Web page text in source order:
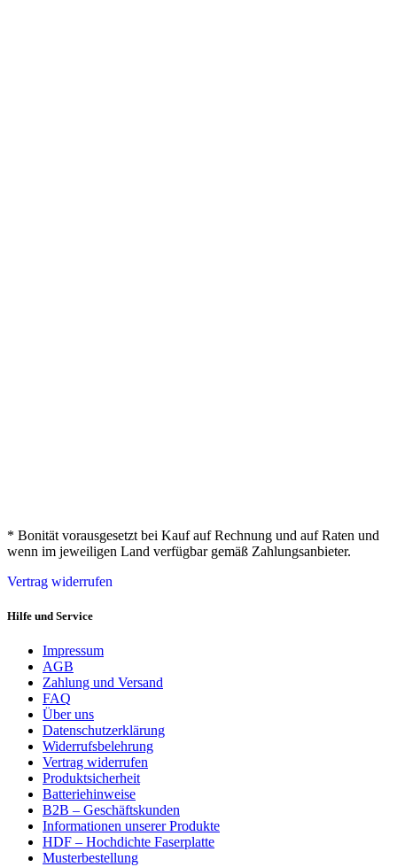
* Bonität vorausgesetzt bei Kauf auf Rechnung und auf Raten und
wenn im jeweiligen Land verfügbar gemäß Zahlungsanbieter.
Vertrag widerrufen
Hilfe und Service
Impressum
AGB
Zahlung und Versand
FAQ
Über uns
Datenschutzerklärung
Widerrufsbelehrung
Vertrag widerrufen
Produktsicherheit
Batteriehinweise
B2B – Geschäftskunden
Informationen unserer Produkte
HDF – Hochdichte Faserplatte
Musterbestellung